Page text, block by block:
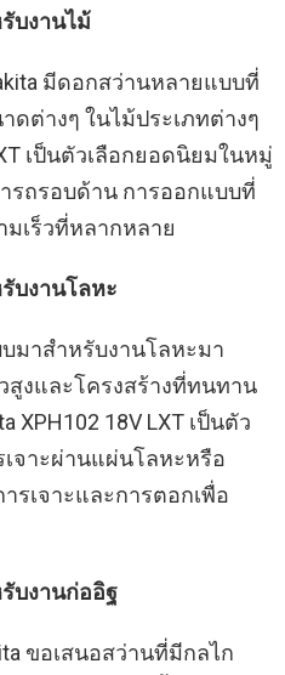
บงานไม้
มีดอกสว่านหลายแบบที่
ดต่างๆ ในไม้ประเภทต่างๆ
เป็นตัวเลือกยอดนิยมในหมู่
รถรอบด้าน การออกแบบที่
เร็วที่หลากหลาย
บงานโลหะ
มาสำหรับงานโลหะมา
สูงและโครงสร้างที่ทนทาน
XPH102 18V LXT เป็นตัว
จาะผ่านแผ่นโลหะหรือ
รเจาะและการตอกเพื่อ
บงานก่ออิฐ
ขอเสนอสว่านที่มีกลไก